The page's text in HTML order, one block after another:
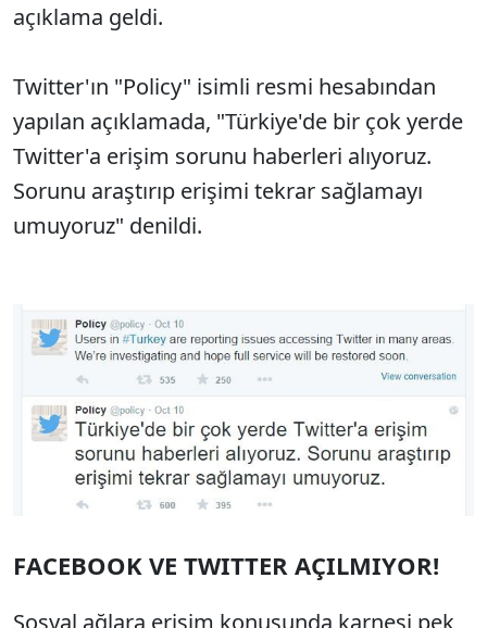
açıklama geldi.
Twitter'ın "Policy" isimli resmi hesabından
yapılan açıklamada, "Türkiye'de bir çok yerde
Twitter'a erişim sorunu haberleri alıyoruz.
Sorunu araştırıp erişimi tekrar sağlamayı
umuyoruz" denildi.
FACEBOOK VE TWITTER AÇILMIYOR!
Sosyal ağlara erişim konusunda karnesi pek